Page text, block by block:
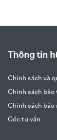
Thông tin
Chính sách và
Chính sách bảo
Chính sách bảo
Góc tư vấn